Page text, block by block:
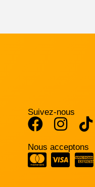
Suivez-nous
Nous acceptons